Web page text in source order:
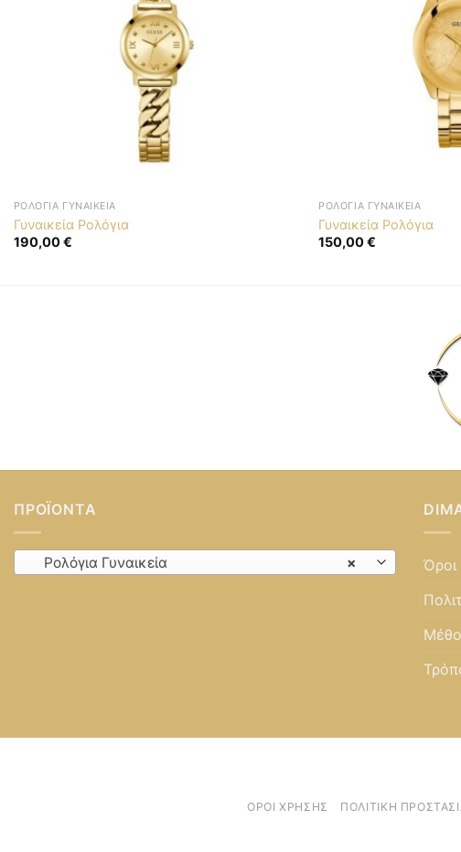
ΡΟΛΌΓΙΑ ΓΥΝΑΙΚΕΊΑ
Γυναικεία Ρολόγια
190,00€
ΡΟΛΌΓΙΑ ΓΥΝΑΙΚΕΊΑ
Γυναικεία Ρολόγια
150,00€
ΠΡΟΪΌΝΤΑ
×
Ρολόγια Γυναικεία
Όροι
ΌΡΟΙ ΧΡΉΣΗΣ ΠΟΛΙΤΙΚΉ